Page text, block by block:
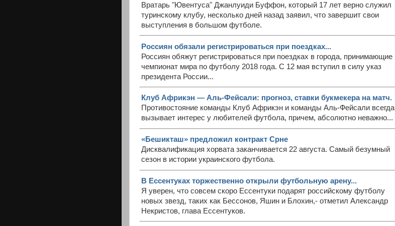
Вратарь "Ювентуса" Джанлуиди Буффон, который 17 лет верно служил
туринскому клубу, несколько дней назад заявил, что завершит свои
выступления в большом футболе.
Россиян обязали регистрироваться при поездках...
Россиян обяжут регистрироваться при поездках в города, принимающие
чемпионат мира по футболу 2018 года. С 12 мая вступил в силу указ
президента России...
Клуб Африкэн — Аль-Фейсали: прогноз, ставки букмекера на матч.
Противостояние команды Клуб Африкэн и команды Аль-Фейсали всегда
вызывает интерес у любителей футбола, причем, абсолютно неважно...
«Бешикташ» предложил контракт Срне
Дисквалификация хорвата заканчивается 22 августа. Самый безумный
сезон в истории украинского футбола.
В Ессентуках торжественно открыли футбольную арену...
Я уверен, что совсем скоро Ессентуки подарят российскому футболу
новых звезд, таких как Бессонов, Яшин и Блохин,- отметил Александр
Некристов, глава Ессентуков.